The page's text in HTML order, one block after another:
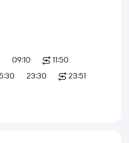
09:10
11:50
23:30
23:51